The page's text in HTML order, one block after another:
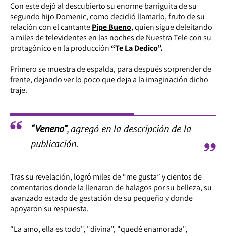
Con este dejó al descubierto su enorme barriguita de su
segundo hijo Domenic, como decidió llamarlo, fruto de su
relación con el cantantePipe Bueno, quien sigue deleitando
a miles de televidentes en las noches de Nuestra Tele con su
protagónico en la producción“Te La Dedico”.
Primero se muestra de espalda, para después sorprender de
frente, dejando ver lo poco que deja a la imaginación dicho
traje.
“Veneno”, agregó en la descripción de la
publicación.
Tras su revelación, logró miles de “me gusta” y cientos de
comentarios donde la llenaron de halagos por su belleza, su
avanzado estado de gestación de su pequeño y donde
apoyaron su respuesta.
“La amo, ella es todo", "divina", "quedé enamorada",